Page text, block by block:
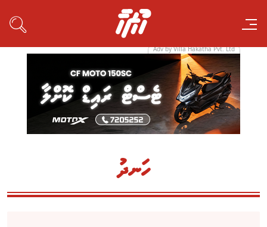
Adv by Villa Hakatha Pvt. Ltd
ހަނދު